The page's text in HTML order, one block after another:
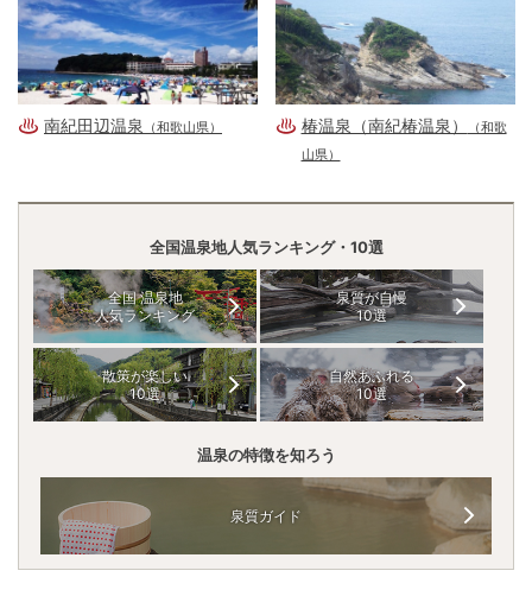
南紀田辺温泉 （和歌山県） 椿温泉（南紀椿温泉）
（和歌
山県）
全国温泉地人気ランキング・10選
全国 温泉地
人気ランキング
泉質が自慢
10選
散策が楽しい
10選
自然あふれる
10選
温泉の特徴を知ろう
泉質ガイド